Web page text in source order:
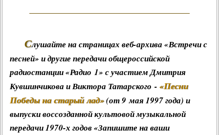
Слушайте на страницах веб-архива «Встречи с
песней» и другие передачи общероссийской
радиостанции «Радио 1» с участием Дмитрия
Кувшинчикова и Виктора Татарского - «Песни
Победы на старый лад»(от 9 мая 1997 года) и
выпуски воссозданной культовой музыкальной
передачи 1970-х годов «Запишите на ваши